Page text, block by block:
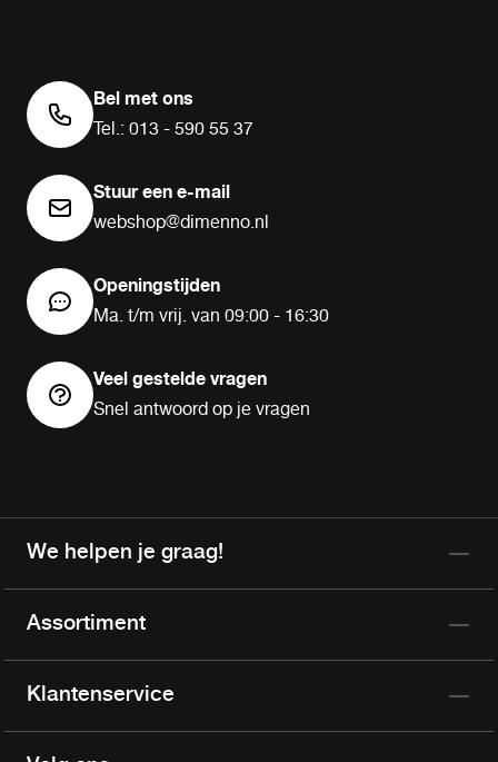
Bel met ons
Tel.: 013 - 590 55 37
Stuur een e-mail
webshop@dimenno.nl
Openingstijden
Ma. t/m vrij. van 09:00 - 16:30
Veel gestelde vragen
Snel antwoord op je vragen
We helpen je graag!
Assortiment
Klantenservice